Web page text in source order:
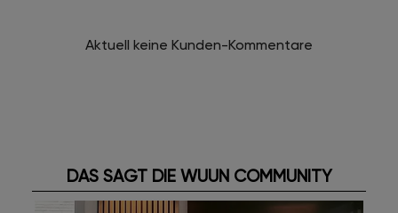
Aktuell keine Kunden-Kommentare
DAS SAGT DIE WUUN COMMUNITY